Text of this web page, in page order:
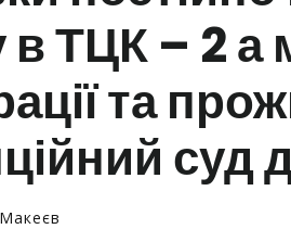
в ТЦК – 2 а
та
суд